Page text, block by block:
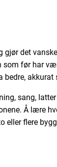
gjør det
som før har
bedre, akkurat
sang,
Å lære
eller flere